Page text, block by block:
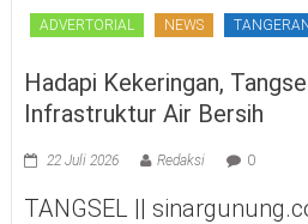
ADVERTORIAL NEWS
Hadapi Kekeringan,
Infrastruktur Air Bersih
22 Juli 2026 Redaksi 0
TANGSEL ||